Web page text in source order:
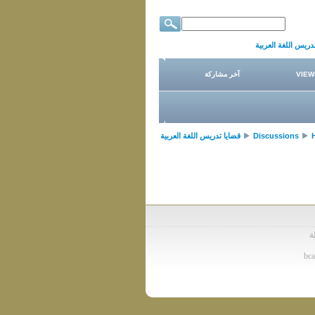
اللغة العربية
آخر مشاركة
Discussions قضايا تدريس اللغة العربية